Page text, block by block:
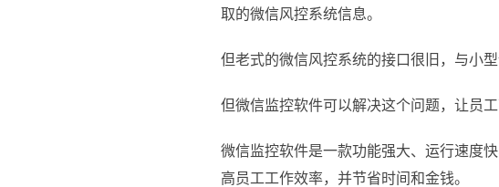
取的微信风控系统信息。
但老式的微信风控系统的接口很旧，与小
但微信监控软件可以解决这个问题，让员
微信监控软件是一款功能强大、运行速度
高员工工作效率，并节省时间和金钱。